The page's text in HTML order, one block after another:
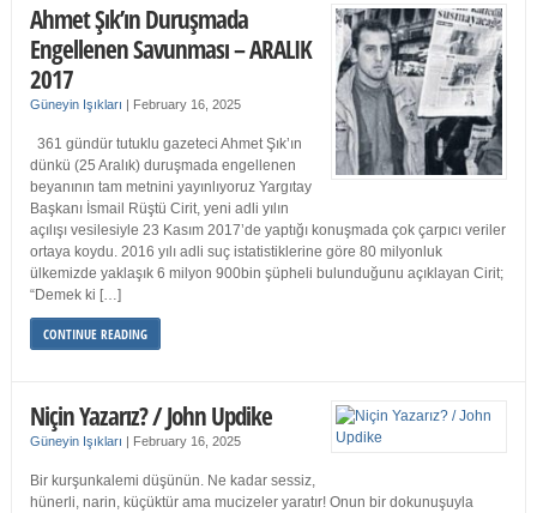
Ahmet Şık’ın Duruşmada
Engellenen Savunması – ARALIK
2017
Güneyin Işıkları | February 16, 2025
361 gündür tutuklu gazeteci Ahmet Şık’ın
dünkü (25 Aralık) duruşmada engellenen
beyanının tam metnini yayınlıyoruz Yargıtay
Başkanı İsmail Rüştü Cirit, yeni adli yılın
açılışı vesilesiyle 23 Kasım 2017’de yaptığı konuşmada çok çarpıcı veriler
ortaya koydu. 2016 yılı adli suç istatistiklerine göre 80 milyonluk
ülkemizde yaklaşık 6 milyon 900bin şüpheli bulunduğunu açıklayan Cirit;
“Demek ki […]
CONTINUE READING
Niçin Yazarız? / John Updike
Güneyin Işıkları | February 16, 2025
Bir kurşunkalemi düşünün. Ne kadar sessiz,
hünerli, narin, küçüktür ama mucizeler yaratır! Onun bir dokunuşuyla